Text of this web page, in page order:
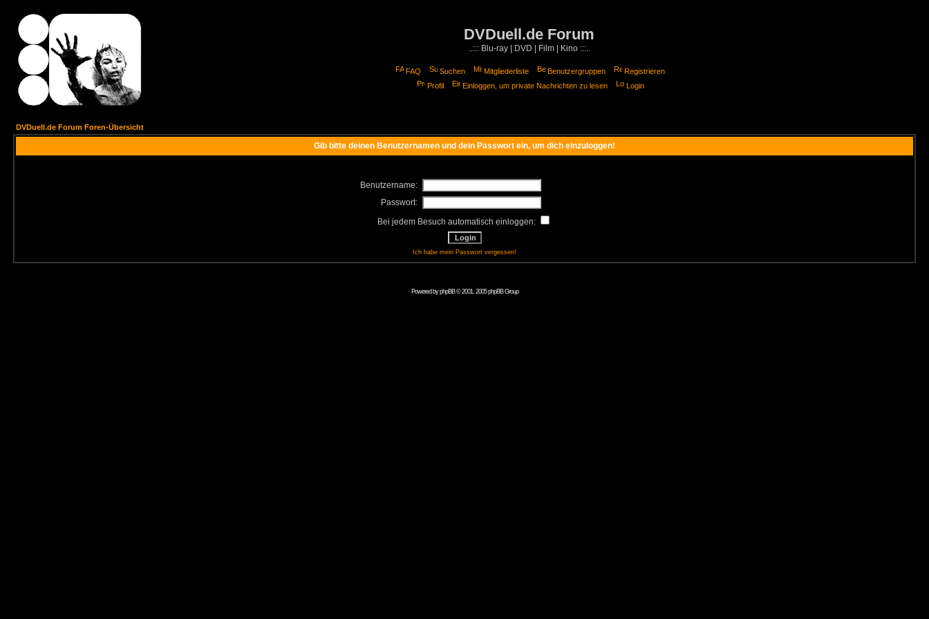
DVDuell.de Forum
..::: Blu-ray | DVD | Film | Kino :::..
FAQ Suchen Mitgliederliste Benutzergruppen
Registrieren
Profil
Einloggen, um private Nachrichten zu lesen Login
DVDuell.de Forum Foren-Übersicht
Gib bitte deinen Benutzernamen und dein Passwort ein, um dich einzuloggen!
Benutzername:
Passwort:
Bei jedem Besuch automatisch einloggen:
Ich habe mein Passwort vergessen!
Powered byphpBB© 2001, 2005 phpBB Group